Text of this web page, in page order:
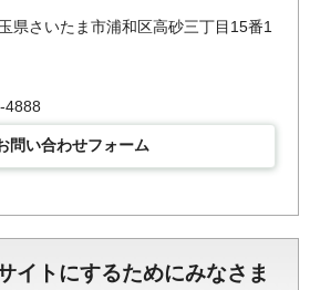
県さいたま市浦和区高砂三丁目15番1
4888
問い合わせフォーム
イトにするためにみなさま